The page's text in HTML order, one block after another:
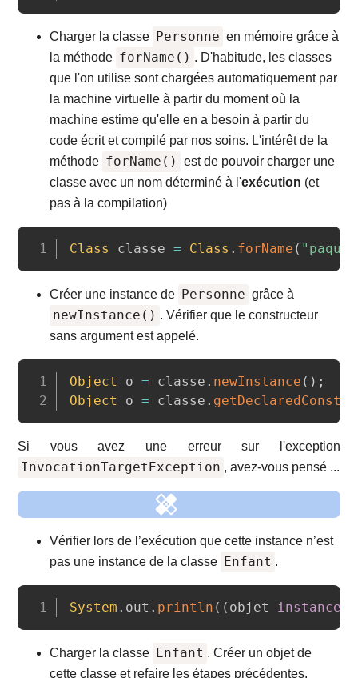
Charger la classe Personne en mémoire grâce à
la méthode forName() . D'habitude, les classes
que l'on utilise sont chargées automatiquement par
la machine virtuelle à partir du moment où la
machine estime qu'elle en a besoin à partir du
code écrit et compilé par nos soins. L'intérêt de la
méthode forName()
est de pouvoir charger une
classe avec un nom déterminé à l'exécution (et
pas à la compilation)
Class classe = Class . forName (
Créer une instance de Personne grâce à
newInstance() . Vérifier que le constructeur
sans argument est appelé.
Object o = classe . newInstance ( ) ;
Object
o = classe .
Copy
Si vous avez une erreur sur l'exception
InvocationTargetException , avez-vous pensé ...
Vérifier lors de l’exécution que cette instance n’est
pas une instance de la classe Enfant .
System . out . println ( ( objet instanceof
Charger la classe Enfant . Créer un objet de
cette classe et refaire les étapes précédentes.